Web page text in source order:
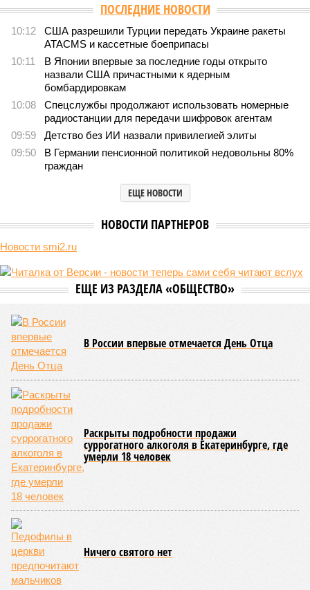
ПОСЛЕДНИЕ НОВОСТИ
10:12
США разрешили Турции передать Украине ракеты
ATACMS и кассетные боеприпасы
10:11
В Японии впервые за последние годы открыто
назвали США причастными к ядерным
бомбардировкам
10:08
Спецслужбы продолжают использовать номерные
радиостанции для передачи шифровок агентам
09:59
Детство без ИИ назвали привилегией элиты
09:50
В Германии пенсионной политикой недовольны 80%
граждан
ЕЩЕ НОВОСТИ
НОВОСТИ ПАРТНЕРОВ
Новости smi2.ru
ЕЩЕ ИЗ РАЗДЕЛА «ОБЩЕСТВО»
В России впервые отмечается День Отца
Раскрыты подробности продажи
суррогатного алкоголя в Екатеринбурге, где
умерли 18 человек
Ничего святого нет